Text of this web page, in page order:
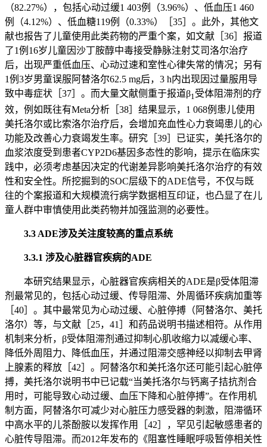
（82.27%），包括心动过缓1 403例（3.96%）、低血压1 460
例（4.12%）、低血糖119例（0.33%）［35］。此外，其他文
献也报告了儿童使用此类药物的严重个案，如文献［36］报道
了1例16岁儿童因沙丁胺醇中毒接受静脉注射艾司洛尔治疗
后，出现严重低血压、心动过速和室性心律失常的情况；另有
1例3岁男童误服阿替洛尔62.5 mg后，3 h内出现因过量服用导
致中毒症状［37］。而大量文献侧重于报道β1 受体阻滞剂的疗
效，例如既往有Meta分析［38］结果显示，1 068例患儿使用
美托洛尔或比索洛尔治疗后，会增加充血性心力衰竭患儿的心
功能及改善心力衰竭发生率。研究［39］已证实，美托洛尔的
血浆浓度受到患者CYP2D6基因多态性的影响，提示在临床实
践中，必须考虑基因决定的代谢差异影响美托洛尔治疗的有效
性和安全性。所挖掘到的SOC层级下的ADE信号，不仅与既
往的个案报道和大规模流行病学数据相互印证，也凸显了在儿
童人群中审慎使用此类药物并加强监测的必要性。
3.3 ADE涉及关注度较高的重点系统
3.3.1 涉及心脏器官疾病的ADE
本研究结果显示，心脏器官疾病相关的ADE是β受体阻滞
剂最常见的，包括心动过缓、传导阻滞、外周循环疾病加重等
［40］。其中最常见为心动过缓、心脏停搏（阿替洛尔、美托
洛尔）等，与文献［25，41］和药品说明书描述相符。从作用
机制来分析，β受体阻滞剂通过抑制心肌收缩力以减缓心率、
降低外周阻力、降低血压，并通过阻滞交感神经以抑制去甲肾
上腺素的释放［42］。阿替洛尔和美托洛尔还可能引起心脏停
搏，美托洛尔说明书中已记载“当美托洛尔与钙离子拮抗剂合
用时，可能导致心动过缓、血压下降和心脏停搏”。在作用机
制方面，阿替洛尔可减少对心脏压力感受器的刺激，阻滞循环
中高水平的儿茶酚胺以发挥作用［42］，罕见引起敏感患者的
心脏传导阻滞。而2012年发布的《阻塞性睡眠呼吸暂停相关性